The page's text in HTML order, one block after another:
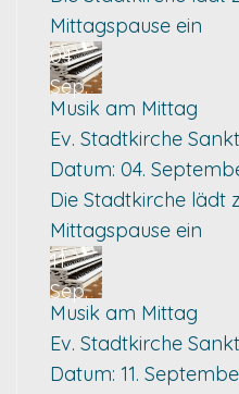
Mittagspause ein
04
Sep.
Musik am Mittag
Ev. Stadtkirche
Datum: 04.
Die Stadtkirche lädt
Mittagspause ein
11
Sep.
Musik am Mittag
Ev. Stadtkirche
Datum: 11.